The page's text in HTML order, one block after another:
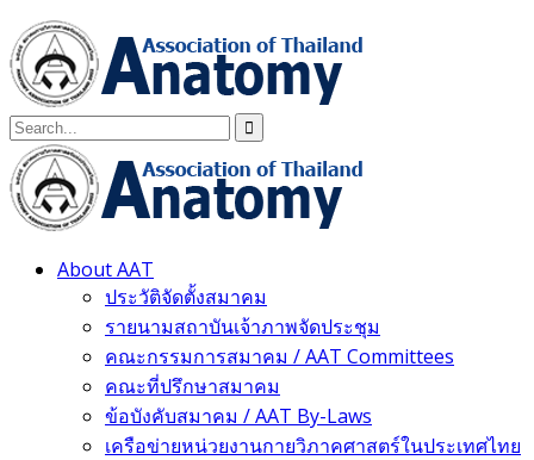
About AAT
ประวัติจัดตั้งสมาคม
รายนามสถาบันเจ้าภาพจัดประชุม
คณะกรรมการสมาคม / AAT Committees
คณะที่ปรึกษาสมาคม
ข้อบังคับสมาคม / AAT By-Laws
เครือข่ายหน่วยงานกายวิภาคศาสตร์ในประเทศไทย